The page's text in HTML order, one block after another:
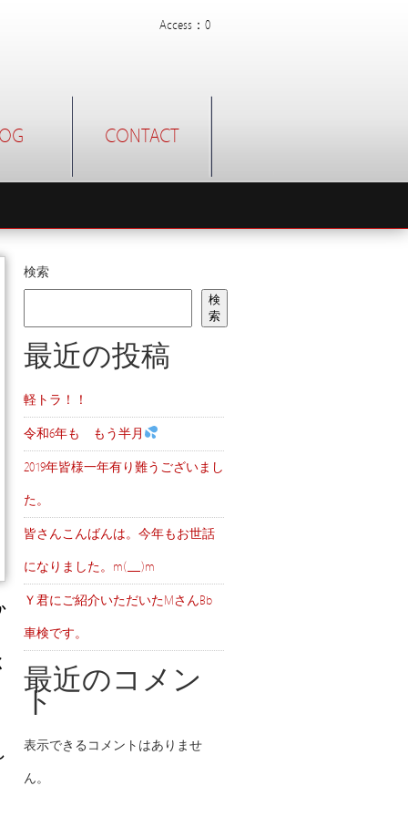
Access：0
CONTACT
検索
検
索
最近の投稿
軽トラ！！
令和6年も もう半月
2019年皆様一年有り難うございまし
た。
皆さんこんばんは。今年もお世話
になりました。m(__)m
Ｙ君にご紹介いただいたMさんBb
車検です。
最近のコメン
ト
表示できるコメントはありませ
ん。